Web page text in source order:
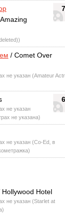
/ Comet Over
не указан (Amateur
не указан
не указана)
не указан (Co-Ed, в
Hollywood Hotel
не указан (Starlet at